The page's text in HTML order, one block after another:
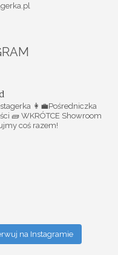
👩‍💼Pośredniczka
🧱 WKRÓTCE Showroom
coś razem!
na Instagramie